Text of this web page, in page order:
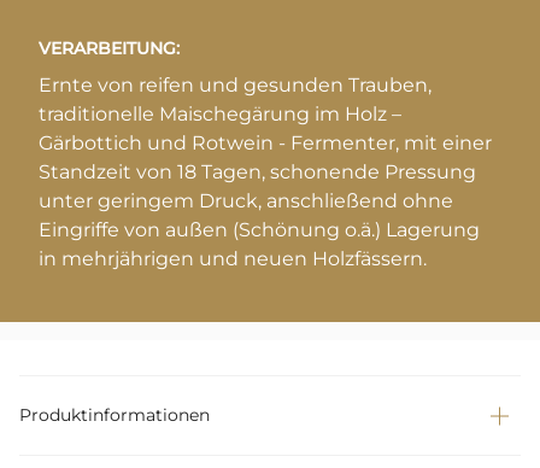
VERARBEITUNG:
Ernte von reifen und gesunden Trauben,
traditionelle Maischegärung im Holz –
Gärbottich und Rotwein - Fermenter, mit einer
Standzeit von 18 Tagen, schonende Pressung
unter geringem Druck, anschließend ohne
Eingriffe von außen (Schönung o.ä.) Lagerung
in mehrjährigen und neuen Holzfässern.
Produktinformationen